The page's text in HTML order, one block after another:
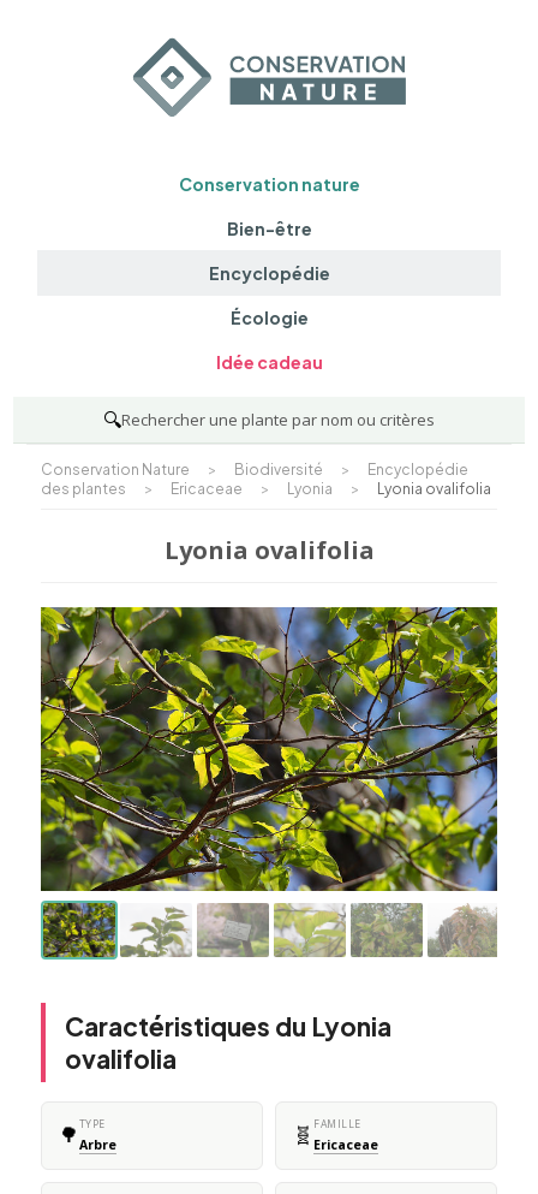
Conservation nature
Bien-être
Encyclopédie
Écologie
Idée cadeau
🔍Rechercher une plante par nom ou critères
Conservation Nature > Biodiversité >
Encyclopédie
des plantes
> Ericaceae > Lyonia > Lyonia ovalifolia
Lyonia ovalifolia
Caractéristiques du Lyonia
ovalifolia
🌳 TYPE
Arbre 🧬 FAMILLE
Ericaceae